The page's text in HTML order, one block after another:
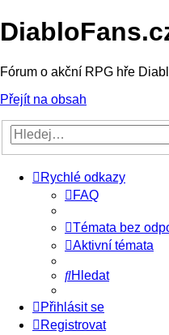
Fórum o akční RPG hře
Přejít na obsah
Rychlé odkazy
FAQ
Témata bez
Aktivní témata
Hledat
Přihlásit se
Registrovat